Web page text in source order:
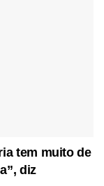
tem muito de
diz